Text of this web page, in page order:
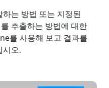
는 방법 또는 지정된
추출하는 방법에 대한
를 사용해 보고 결과를
시오.